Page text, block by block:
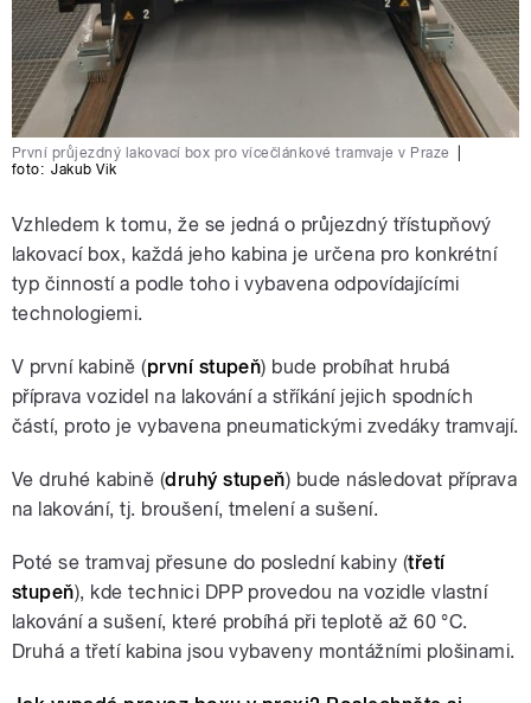
První průjezdný lakovací box pro vícečlánkové tramvaje v Praze
foto: Jakub Vik
Vzhledem k tomu, že se jedná o průjezdný třístupňový
lakovací box, každá jeho kabina je určena pro konkrétní
typ činností a podle toho i vybavena odpovídajícími
technologiemi.
V první kabině (první stupeň) bude probíhat hrubá
příprava vozidel na lakování a stříkání jejich spodních
částí, proto je vybavena pneumatickými zvedáky tramvají.
Ve druhé kabině (druhý stupeň) bude následovat příprava
na lakování, tj. broušení, tmelení a sušení.
Poté se tramvaj přesune do poslední kabiny (třetí
stupeň), kde technici DPP provedou na vozidle vlastní
lakování a sušení, které probíhá při teplotě až 60 °C.
Druhá a třetí kabina jsou vybaveny montážními plošinami.